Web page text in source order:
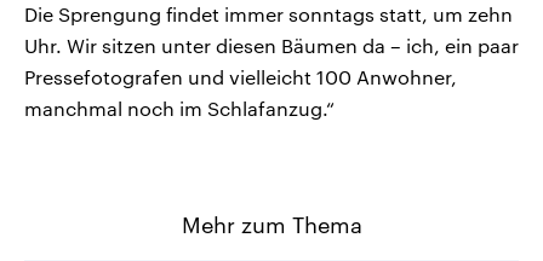
Die Sprengung findet immer sonntags statt, um zehn
Uhr. Wir sitzen unter diesen Bäumen da – ich, ein paar
Pressefotografen und vielleicht 100 Anwohner,
manchmal noch im Schlafanzug.“
Mehr zum Thema